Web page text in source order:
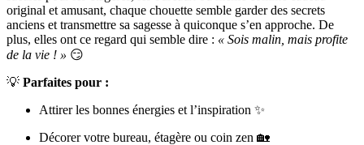
original et amusant, chaque chouette semble garder des secrets
anciens et transmettre sa sagesse à quiconque s’en approche. De
plus, elles ont ce regard qui semble dire : « Sois malin, mais profite
de la vie ! » 😏
💡 Parfaites pour :
Attirer les bonnes énergies et l’inspiration ✨
Décorer votre bureau, étagère ou coin zen 🏡